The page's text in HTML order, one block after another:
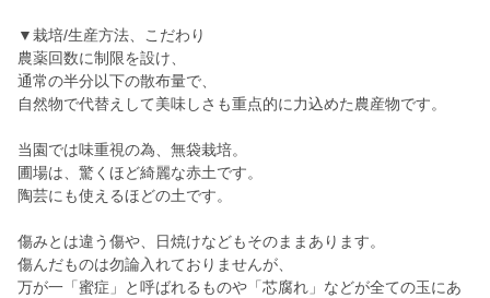
▼栽培/生産方法、こだわり
農薬回数に制限を設け、
通常の半分以下の散布量で、
自然物で代替えして美味しさも重点的に力込めた農産物です。
当園では味重視の為、無袋栽培。
圃場は、驚くほど綺麗な赤土です。
陶芸にも使えるほどの土です。
傷みとは違う傷や、日焼けなどもそのままあります。
傷んだものは勿論入れておりませんが、
万が一「蜜症」と呼ばれるものや「芯腐れ」などが全ての玉にあ